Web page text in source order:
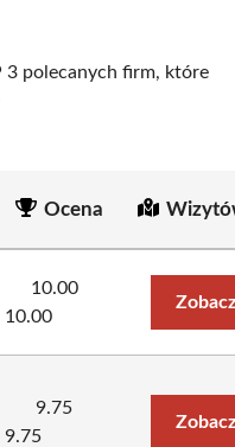
3 polecanych firm, które
Ocena
10.00
10.00
9.75
9.75